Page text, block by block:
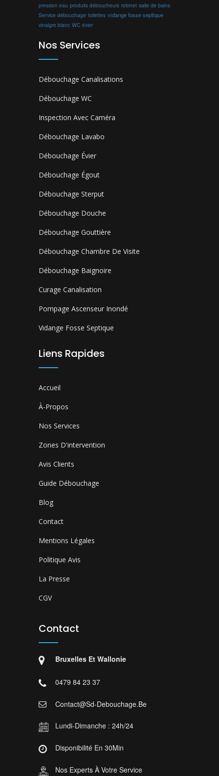
pression eau produits déboucheurs robinet salle de bains
Service débouchage toilettes vidange fosse septique
vinaigre blanc WC évier
Nos Services
Débouchage Canalisations
Débouchage WC
Inspection Avec Caméra
Débouchage Lavabo
Débouchage Évier
Débouchage Égout
Débouchage Sterput
Débouchage Douche
Débouchage Gouttière
Débouchage Chambre De Visite
Débouchage Baignoire
Curage Canalisation
Pompage Ascenseur Inondé
Vidange Fosse Septique
Liens Rapides
Accueil
À-Propos
Nos Services
Zones D'intervention
Avis Clients
Guide Débouchage
Blog
Contact
Mentions Légales
Politique Avis
La Presse
CGV
Contact
Bruxelles Et Wallonie
0479 84 23 37
Contact@sd-Debouchage.be
Lundi-Dimanche : 24h/24
Disponibilité En 30Min
Nos Experts À Votre Service